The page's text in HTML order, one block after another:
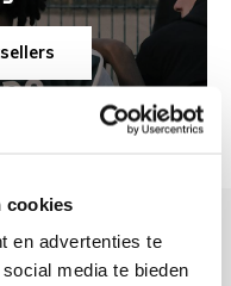
cookies
en advertenties te
media te bieden